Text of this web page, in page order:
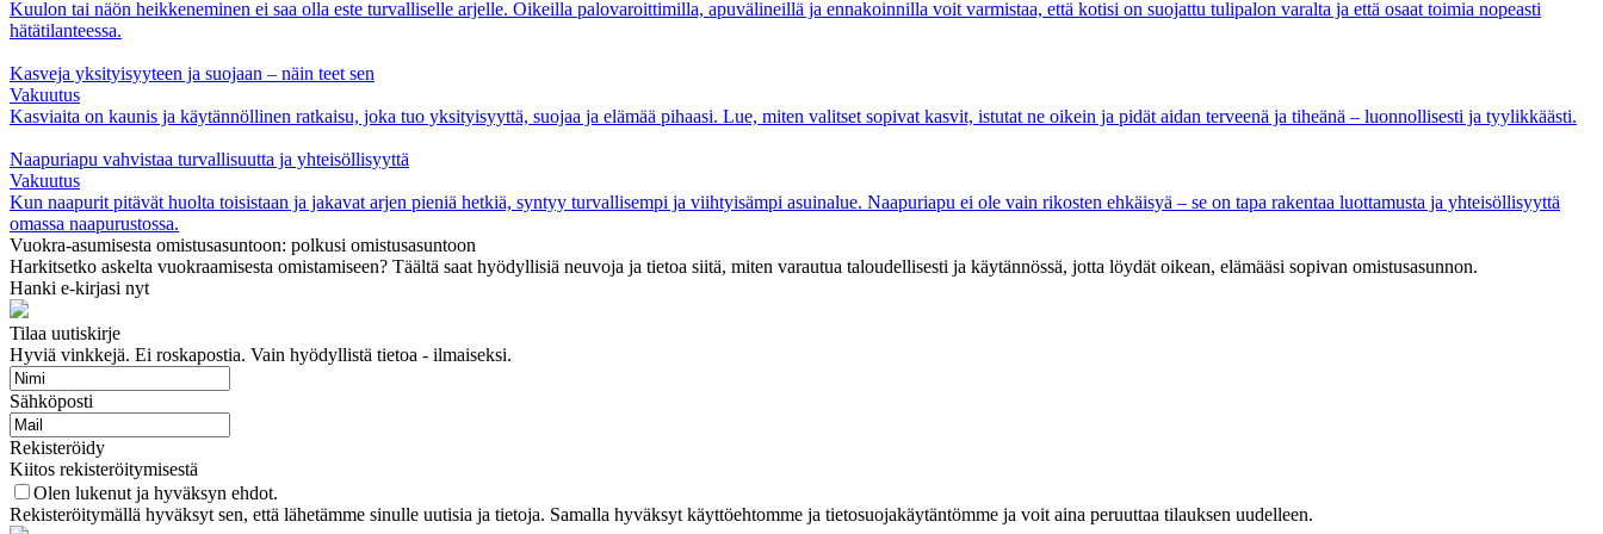
Kuulon tai näön heikkeneminen ei saa olla este turvalliselle arjelle. Oikeilla palovaroittimilla, apuvälineillä ja ennakoinnilla voit varmistaa, että kotisi on suojattu tulipalon varalta ja että osaat toimia nopeasti
hätätilanteessa.
Kasveja yksityisyyteen ja suojaan – näin teet sen
Vakuutus
Kasviaita on kaunis ja käytännöllinen ratkaisu, joka tuo yksityisyyttä, suojaa ja elämää pihaasi. Lue, miten valitset sopivat kasvit, istutat ne oikein ja pidät aidan terveenä ja tiheänä – luonnollisesti ja tyylikkäästi.
Naapuriapu vahvistaa turvallisuutta ja yhteisöllisyyttä
Vakuutus
Kun naapurit pitävät huolta toisistaan ja jakavat arjen pieniä hetkiä, syntyy turvallisempi ja viihtyisämpi asuinalue. Naapuriapu ei ole vain rikosten ehkäisyä – se on tapa rakentaa luottamusta ja yhteisöllisyyttä
omassa naapurustossa.
Vuokra-asumisesta omistusasuntoon: polkusi omistusasuntoon
Harkitsetko askelta vuokraamisesta omistamiseen? Täältä saat hyödyllisiä neuvoja ja tietoa siitä, miten varautua taloudellisesti ja käytännössä, jotta löydät oikean, elämääsi sopivan omistusasunnon.
Hanki e-kirjasi nyt
Tilaa uutiskirje
Hyviä vinkkejä. Ei roskapostia. Vain hyödyllistä tietoa - ilmaiseksi.
Sähköposti
Rekisteröidy
Kiitos rekisteröitymisestä
Olen lukenut ja hyväksyn ehdot.
Rekisteröitymällä hyväksyt sen, että lähetämme sinulle uutisia ja tietoja. Samalla hyväksyt käyttöehtomme ja tietosuojakäytäntömme ja voit aina peruuttaa tilauksen uudelleen.